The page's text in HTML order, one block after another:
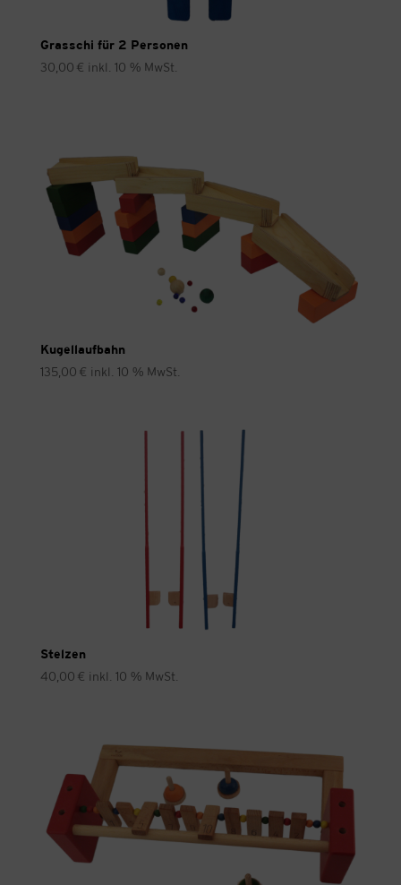
Grasschi für 2 Personen
30,00 € inkl. 10 % MwSt.
Kugellaufbahn
135,00 € inkl. 10 % MwSt.
Stelzen
40,00 € inkl. 10 % MwSt.